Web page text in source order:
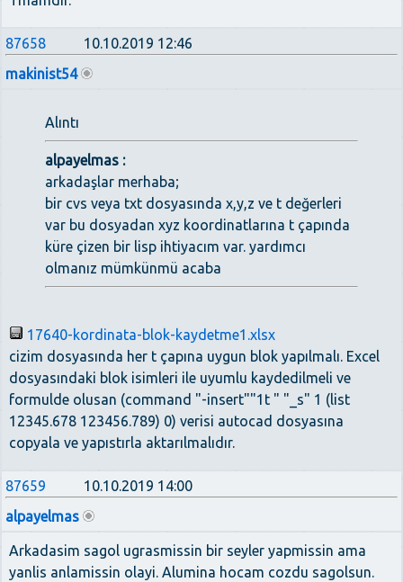
87658
10.10.2019 12:46
makinist54
Alıntı
alpayelmas :
arkadaşlar merhaba;
bir cvs veya txt dosyasında x,y,z ve t değerleri
var bu dosyadan xyz koordinatlarına t çapında
küre çizen bir lisp ihtiyacım var. yardımcı
olmanız mümkünmü acaba
17640-kordinata-blok-kaydetme1.xlsx
cizim dosyasında her t çapına uygun blok yapılmalı. Excel
dosyasındaki blok isimleri ile uyumlu kaydedilmeli ve
formulde olusan (command "-insert""1t " "_s" 1 (list
12345.678 123456.789) 0) verisi autocad dosyasına
copyala ve yapıstırla aktarılmalıdır.
87659
10.10.2019 14:00
alpayelmas
Arkadasim sagol ugrasmissin bir seyler yapmissin ama
yanlis anlamissin olayi. Alumina hocam cozdu sagolsun.